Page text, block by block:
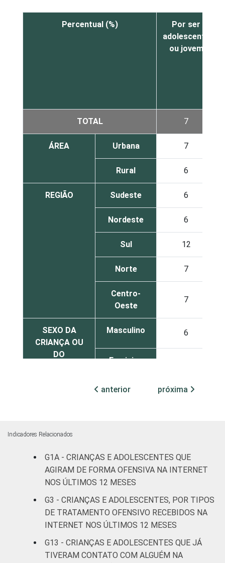
Percentual (%)
Por ser
adolescente
ou jovem
TOTAL 7
ÁREA Urbana 7
Rural 6
REGIÃO Sudeste 6
Nordeste 6
Sul 12
Norte 7
Centro-
Oeste
7
SEXO DA
CRIANÇA OU
DO
Masculino 6
Feminino
Até
II
mais
FAIXA ETÁRIA
DA CRIANÇA
OU DO
De 9 a 10
anos
De 11 a 12
anterior próxima
Indicadores Relacionados
G1A - CRIANÇAS E ADOLESCENTES QUE
AGIRAM DE FORMA OFENSIVA NA INTERNET
NOS ÚLTIMOS 12 MESES
G3 - CRIANÇAS E ADOLESCENTES, POR TIPOS
DE TRATAMENTO OFENSIVO RECEBIDOS NA
INTERNET NOS ÚLTIMOS 12 MESES
G13 - CRIANÇAS E ADOLESCENTES QUE JÁ
TIVERAM CONTATO COM ALGUÉM NA